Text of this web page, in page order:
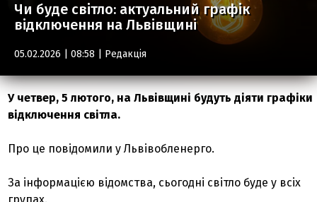
Чи буде світло: актуальний графік
відключення на Львівщині
05.02.2026 | 08:58 | Редакція
У четвер, 5 лютого, на Львівщині будуть діяти графіки
відключення світла.
Про це повідомили у Львівобленерго.
За інформацією відомства, сьогодні світло буде у всіх